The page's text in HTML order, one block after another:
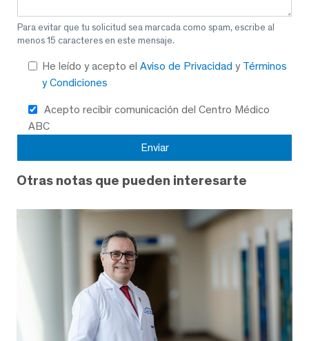
Para evitar que tu solicitud sea marcada como spam, escribe al
menos 15 caracteres en este mensaje.
He leído y acepto el Aviso de Privacidad y Términos
y Condiciones
Acepto recibir comunicación del Centro Médico
ABC
Otras notas que pueden interesarte